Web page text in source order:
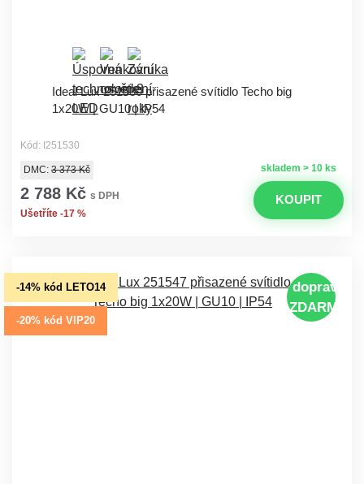
Ideal Lux 251530 přisazené svítidlo Techo big
1x20W | GU10 | IP54
Kód: I251530
skladem > 10 ks
DMC: 3 373 Kč
2 788 Kč s DPH
Ušetříte -17 %
KOUPIT
-14% kód LETO14
-20% kód VIP20
doprava
ZDARMA